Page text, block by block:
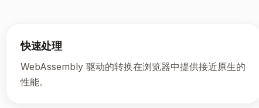
快速处理
WebAssembly 驱动的转换在浏览器中提供接近原生的
性能。